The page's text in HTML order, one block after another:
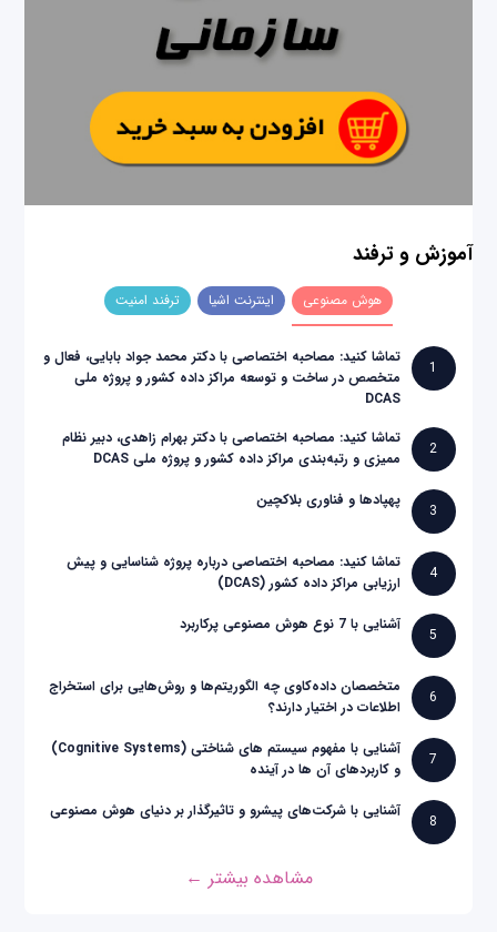
آموزش و ترفند
هوش مصنوعی اینترنت اشیا ترفند امنیت
1
تماشا کنید: مصاحبه اختصاصی با دکتر محمد جواد بابایی، فعال و
متخصص در ساخت و توسعه مراکز داده کشور و پروژه ملی
DCAS
2
تماشا کنید: مصاحبه اختصاصی با دکتر بهرام زاهدی، دبیر نظام
ممیزی و رتبه‌بندی مراکز داده کشور و پروژه ملی DCAS
3
پهپادها و فناوری بلاکچین
4
تماشا کنید: مصاحبه اختصاصی درباره پروژه شناسایی و پیش
ارزیابی مراکز داده کشور (DCAS)
5
آشنایی با 7 نوع هوش مصنوعی پرکاربرد
6
متخصصان داده‌کاوی چه الگوریتم‌ها و روش‌هایی برای استخراج
اطلاعات در اختیار دارند؟
7
آشنایی با مفهوم سیستم های شناختی (Cognitive Systems)
و کاربردهای آن ها در آینده
8
آشنایی با شرکت‌های پیشرو و تاثیرگذار بر دنیای هوش مصنوعی
مشاهده بیشتر ←